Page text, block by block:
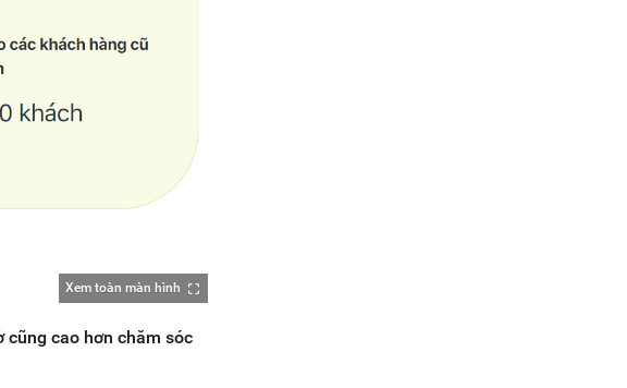
Xem toàn màn hình
cũng cao hơn chăm sóc